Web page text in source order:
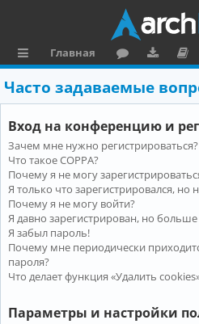
ы
л
к
и
Главная
ру
м
ру
зк
и
ку
м
е
н
та
ц
и
я
Часто задаваемые
Вход на конференцию и
Зачем мне нужно регистрироваться?
Что такое COPPA?
Почему я не могу
Я только что зарегистрировался, но
Почему я не могу войти?
Я давно зарегистрирован, но
Я забыл пароль!
Почему мне периодически
пароля?
Что делает функция «Удалить
Параметры и настройки